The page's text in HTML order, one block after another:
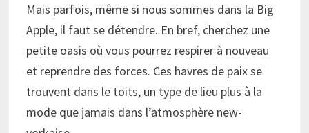
Mais parfois, même si nous sommes dans la Big
Apple, il faut se détendre. En bref, cherchez une
petite oasis où vous pourrez respirer à nouveau
et reprendre des forces. Ces havres de paix se
trouvent dans le toits, un type de lieu plus à la
mode que jamais dans l’atmosphère new-